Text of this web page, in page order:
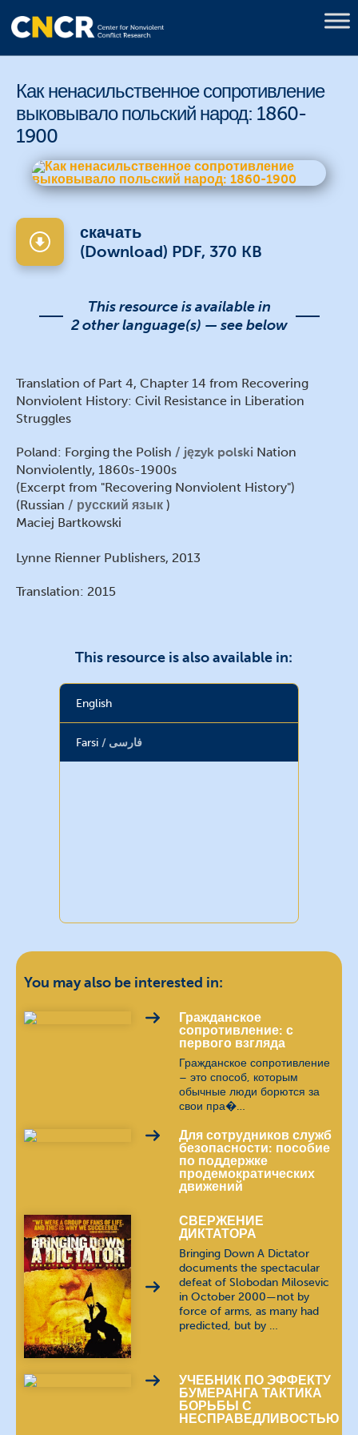
Как ненасильственное сопротивление
выковывало польский народ: 1860-
1900
скачать
(Download) PDF, 370 KB
This resource is available in
2 other language(s) — see below
Translation of Part 4, Chapter 14 from Recovering
Nonviolent History: Civil Resistance in Liberation
Struggles
Poland: Forging the Polish język polski Nation
Nonviolently, 1860s-1900s
(Excerpt from "Recovering Nonviolent History")
(Russian
русский язык )
Maciej Bartkowski
Lynne Rienner Publishers, 2013
Translation: 2015
This resource is also available in:
English
Farsi فارسی
You may also be interested in:
Гражданское
сопротивление: с
первого взгляда
Гражданское сопротивление
– это способ, которым
обычные люди борются за
свои пра�…
Для сотрудников служб
безопасности: пособие
по поддержке
продемократических
движений
СВЕРЖЕНИЕ
ДИКТАТОРА
Bringing Down A Dictator
documents the spectacular
defeat of Slobodan Milosevic
in October 2000—not by
force of arms, as many had
predicted, but by …
УЧЕБНИК ПО ЭФФЕКТУ
БУМЕРАНГА ТАКТИКА
БОРЬБЫ С
НЕСПРАВЕДЛИВОСТЬЮ